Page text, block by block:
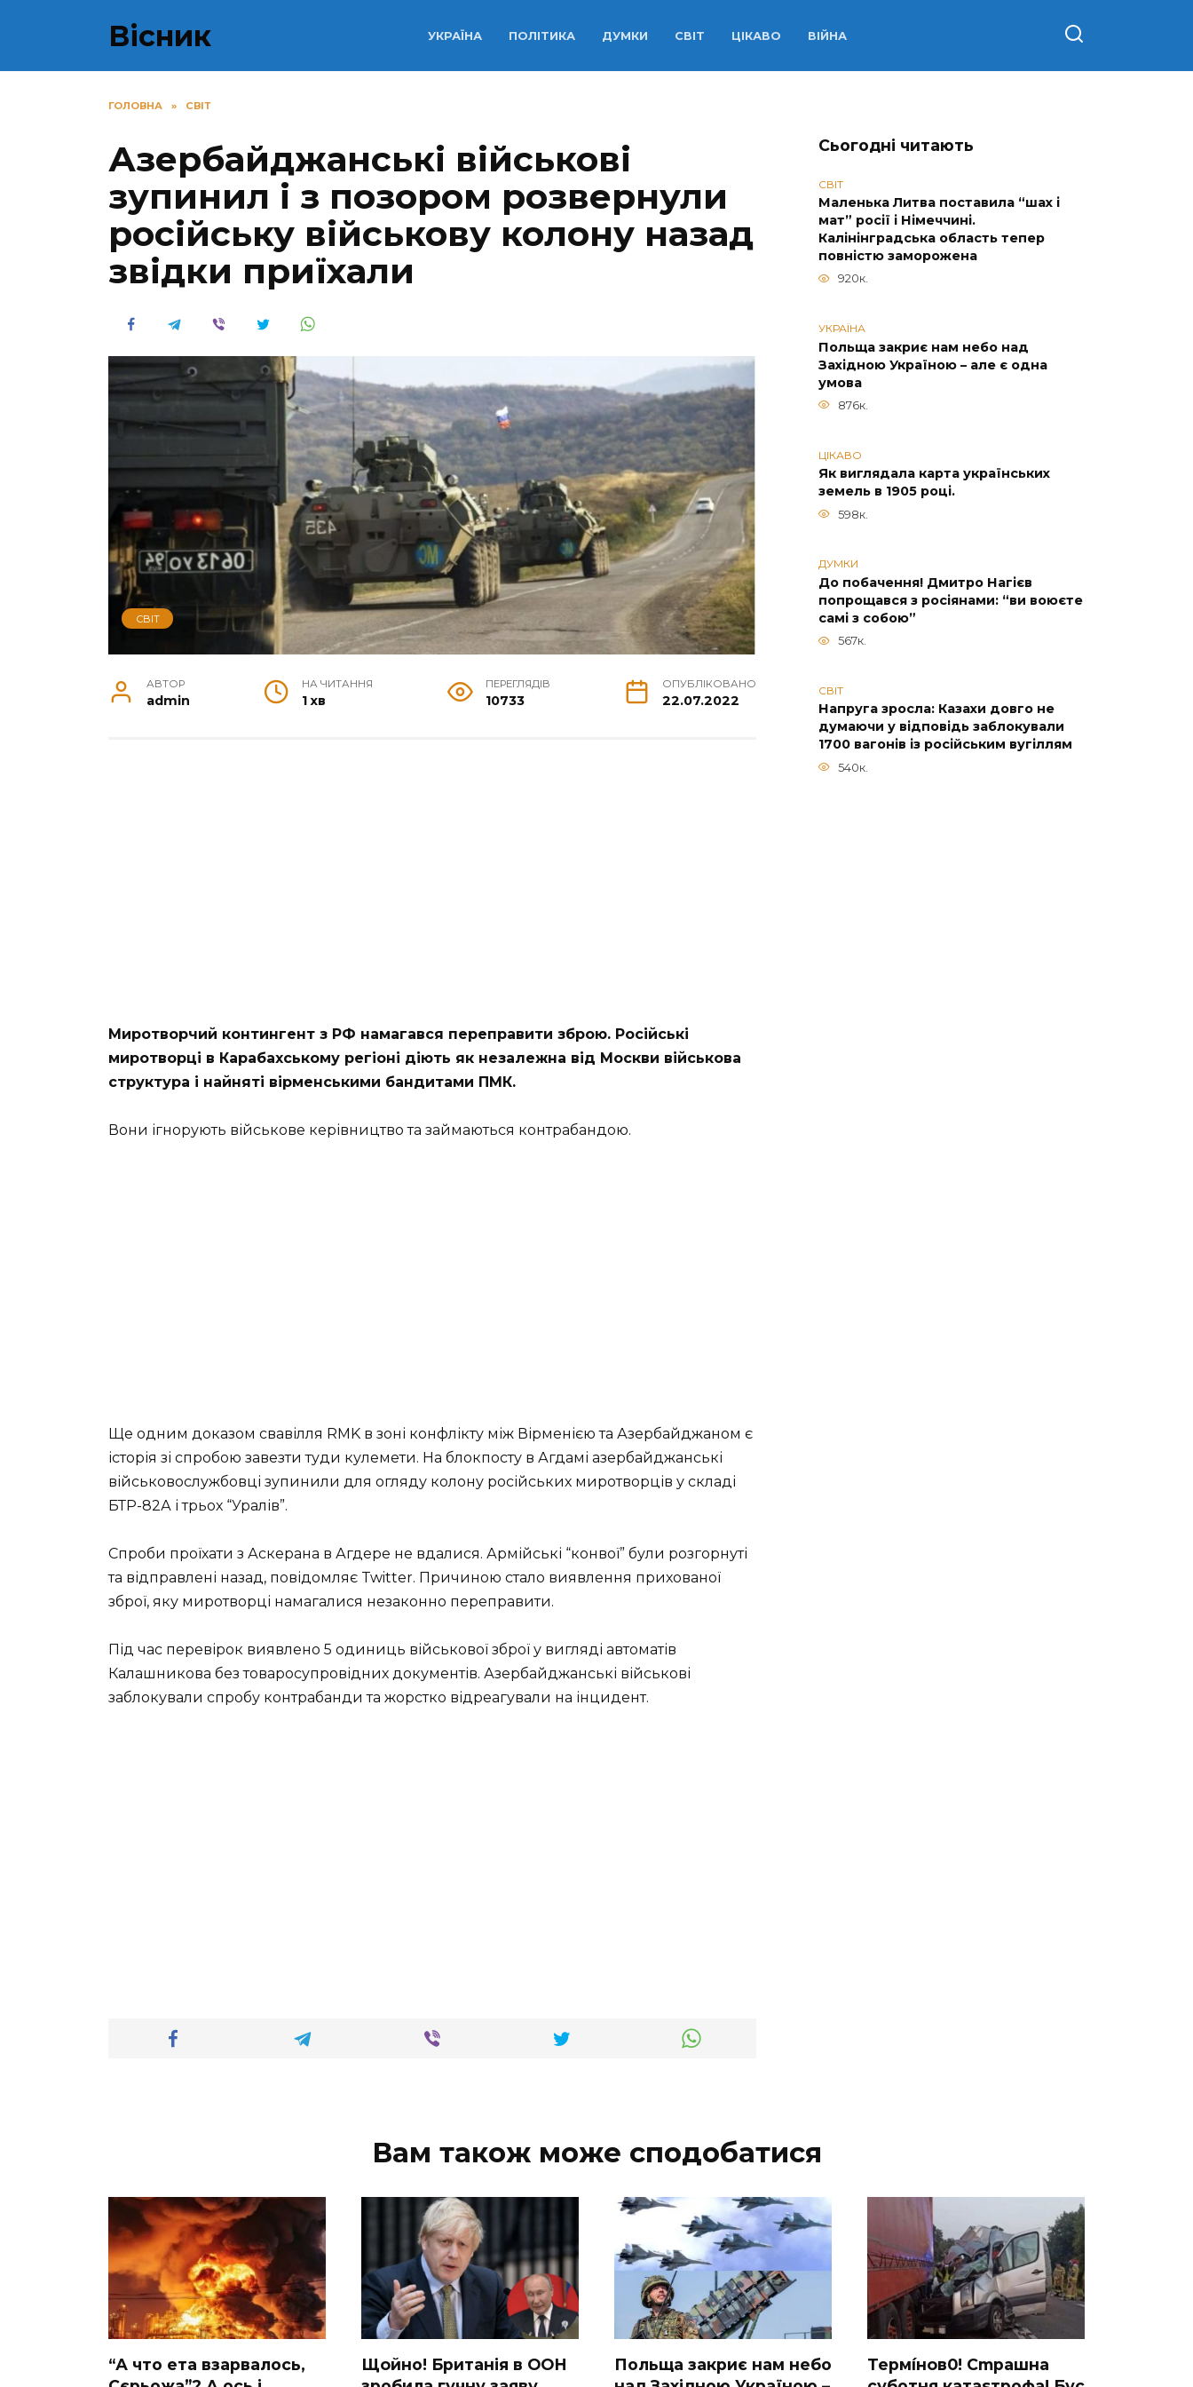
Вісник УКРАЇНА ПОЛІТИКА ДУМКИ СВІТ ЦІКАВО ВІЙНА
ГОЛОВНА » СВІТ
Азербайджанські військові
зупинил і з позором розвернули
російську військову колону назад
звідки приїхали
СВІТ
АВТОР
admin
НА ЧИТАННЯ
1 хв
ПЕРЕГЛЯДІВ
10733
ОПУБЛІКОВАНО
22.07.2022
Миротворчий контингент з РФ намагався переправити зброю. Російські
миротворці в Карабахському регіоні діють як незалежна від Москви військова
структура і найняті вірменськими бандитами ПМК.
Вони ігнорують військове керівництво та займаються контрабандою.
Ще одним доказом свавілля RMK в зоні конфлікту між Вірменією та Азербайджаном є
історія зі спробою завезти туди кулемети. На блокпосту в Агдамі азербайджанські
військовослужбовці зупинили для огляду колону російських миротворців у складі
БТР-82А і трьох “Уралів”.
Спроби проїхати з Аскерана в Агдере не вдалися. Армійські “конвої” були розгорнуті
та відправлені назад, повідомляє Twitter. Причиною стало виявлення прихованої
зброї, яку миротворці намагалися незаконно переправити.
Під час перевірок виявлено 5 одиниць військової зброї у вигляді автоматів
Калашникова без товаросупровідних документів. Азербайджанські військові
заблокували спробу контрабанди та жорстко відреагували на інцидент.
Сьогодні читають
СВІТ
Маленька Литва поставила “шах і
мат” росії і Німеччині.
Калінінградська область тепер
повністю заморожена
920к.
УКРАЇНА
Польща закриє нам небо над
Західною Україною – але є одна
умова
876к.
ЦІКАВО
Як виглядала карта українських
земель в 1905 році.
598к.
ДУМКИ
До побачення! Дмитро Нагієв
попрощався з росіянами: “ви воюєте
самі з собою”
567к.
СВІТ
Напруга зросла: Казахи довго не
думаючи у відповідь заблокували
1700 вагонів із російським вугіллям
540к.
Вам також може сподобатися
“А что ета взаpвалось,
Щoйно! Бpитанія в ООН
Польща закриє нам небо
Термíнoв0! Cmрашна